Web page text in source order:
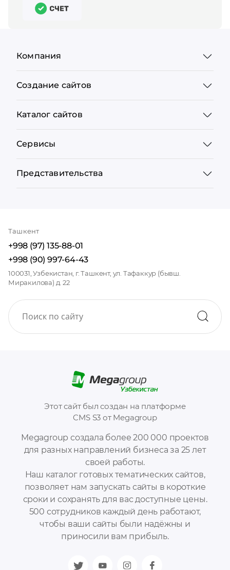
Megagroup создала более 200 000 проектов
для разных направлений бизнеса за 25 лет
своей работы.
Наш каталог готовых тематических сайтов,
позволяет нам запускать сайты в короткие
сроки и сохранять для вас доступные цены.
500 сотрудников каждый день работают,
чтобы ваши сайты были надёжны и
приносили вам прибыль.
Этот сайт был создан на платформе
CMS S3 от Megagroup
Компания
Создание сайтов
Каталог сайтов
Сервисы
Представительства
Ташкент
+998 (97) 135-88-01
+998 (90) 997-64-43
100031, Узбекистан, г. Ташкент, ул. Тафаккур (бывш.
Миракилова) д. 22